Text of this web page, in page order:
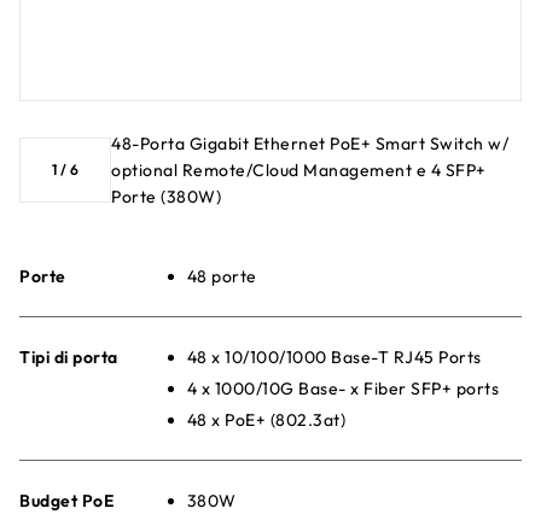
1 / 6
48-Porta Gigabit Ethernet PoE+ Smart Switch w/
optional Remote/Cloud Management e 4 SFP+
Porte (380W)
Porte 48 porte
Tipi di porta
48 x 10/100/1000 Base-T RJ45 Ports
4 x 1000/10G Base- x Fiber SFP+ ports
48 x PoE+ (802.3at)
Budget PoE 380W